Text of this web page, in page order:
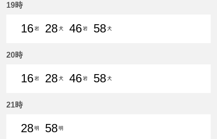
19時
16岩
28犬
46岩
58犬
20時
16岩
28犬
46岩
58犬
21時
28明
58明